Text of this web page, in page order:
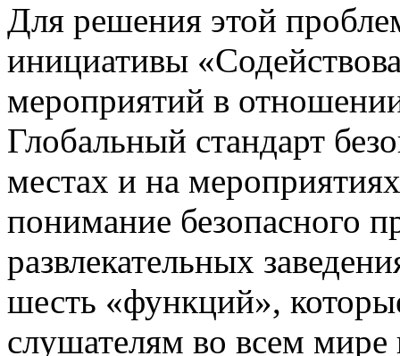
Для решения этой
инициативы
мероприятий в
Глобальный стандарт
местах и на
понимание безопасного
развлекательных
шесть «функций»,
слушателям во всем мире